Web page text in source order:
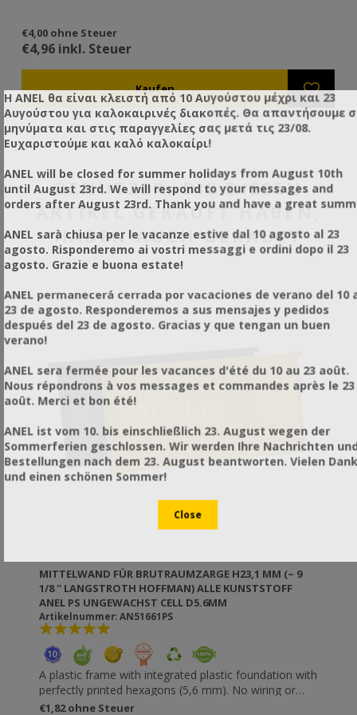
€4,00 ohne Steuer
€4,96 inkl. Steuer
BENUTZER, DIE DIESEN
ARTIKEL GEKAUFT HABEN,
HABEN AUCH GEKAUFT
MITTELWAND FÜR BRUTRAUMZARGE H23,1 MM (~ 9
1/8 '' LANGSTROTH HOFFMAN) ALLE KUNSTSTOFF
ANEL PS UNGEWACHST CELL D5.6MM
Artikelnummer: AN51661PS
A plastic frame with integrated plastic foundation with
perfectly printed hexagons (5,6 mm). No wiring or
riveting necessary. Resistant to wax moths. It does
€1,82 ohne Steuer
Η ANEL θα είναι κλειστή από 10 Αυγούστου μέχρι και 23
Αυγούστου για καλοκαιρινές διακοπές. Θα απαντήσουμε
μηνύματα και στις παραγγελίες σας μετά τις 23/08.
Ευχαριστούμε και καλό καλοκαίρι!
ANEL will be closed for summer holidays from August 10th
until August 23rd. We will respond to your messages and
orders after August 23rd. Thank you and have a great
ANEL sarà chiusa per le vacanze estive dal 10 agosto al 23
agosto. Risponderemo ai vostri messaggi e ordini dopo il 23
agosto. Grazie e buona estate!
ANEL permanecerá cerrada por vacaciones de verano del 10
23 de agosto. Responderemos a sus mensajes y pedidos
después del 23 de agosto. Gracias y que tengan un buen
verano!
ANEL sera fermée pour les vacances d'été du 10 au 23 août.
Nous répondrons à vos messages et commandes après le 23
août. Merci et bon été!
ANEL ist vom 10. bis einschließlich 23. August wegen der
Sommerferien geschlossen. Wir werden Ihre Nachrichten
Bestellungen nach dem 23. August beantworten. Vielen Dank
und einen schönen Sommer!